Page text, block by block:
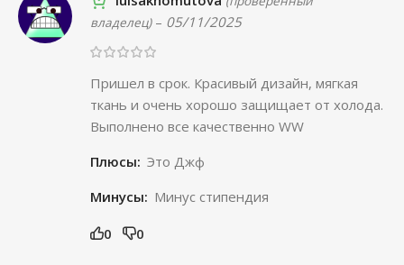
владелец) – 05/11/2025
Пришел в срок. Красивый дизайн, мягкая
ткань и очень хорошо защищает от холода.
Выполнено все качественно WW
Плюсы: Это Джф
Минусы: Минус стипендия
0 0